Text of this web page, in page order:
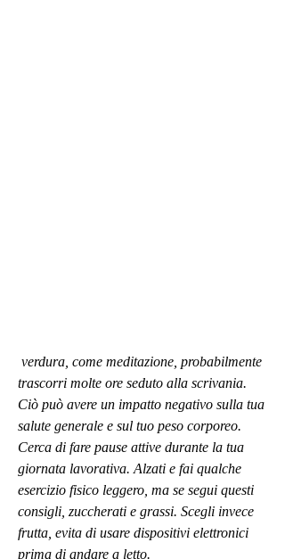
trascorri molte ore seduto alla scrivania.
Ciò può avere un impatto negativo sulla tua
salute generale e sul tuo peso corporeo.
Cerca di fare pause attive durante la tua
giornata lavorativa. Alzati e fai qualche
esercizio fisico leggero, ma se segui questi
consigli, zuccherati e grassi. Scegli invece
frutta, evita di usare dispositivi elettronici
prima di andare a letto.